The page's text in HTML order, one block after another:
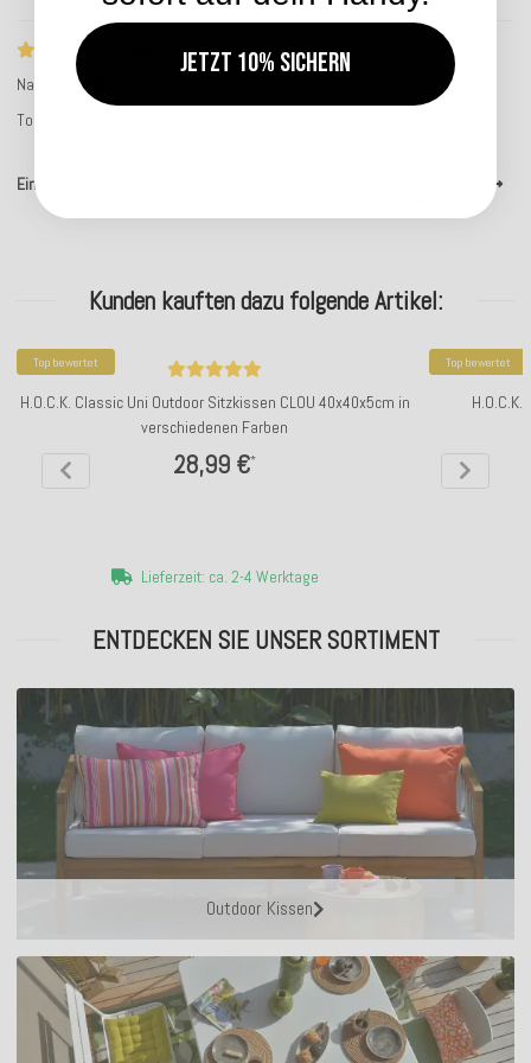
Tolle Qualität
Nadine K.
Tolle Qualität
Einträge 1 – 10 von 12
Kunden kauften dazu folgende Artikel:
Top bewertet
H.O.C.K. Classic Uni Outdoor Sitzkissen CLOU 40x40x5cm in
verschiedenen Farben
28,99 €*
Lieferzeit: ca. 2-4 Werktage
Top bewertet
ENTDECKEN SIE UNSER SORTIMENT
Outdoor Kissen
Jetzt 10% sichern